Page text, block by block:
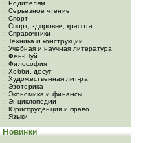
:: Родителям
:: Серьезное чтение
:: Спорт
:: Спорт, здоровье, красота
:: Справочники
:: Техника и конструкции
:: Учебная и научная литература
:: Фен-Шуй
:: Философия
:: Хобби, досуг
:: Художественная лит-ра
:: Эзотерика
:: Экономика и финансы
:: Энциклопедии
:: Юриспруденция и право
:: Языки
Новинки